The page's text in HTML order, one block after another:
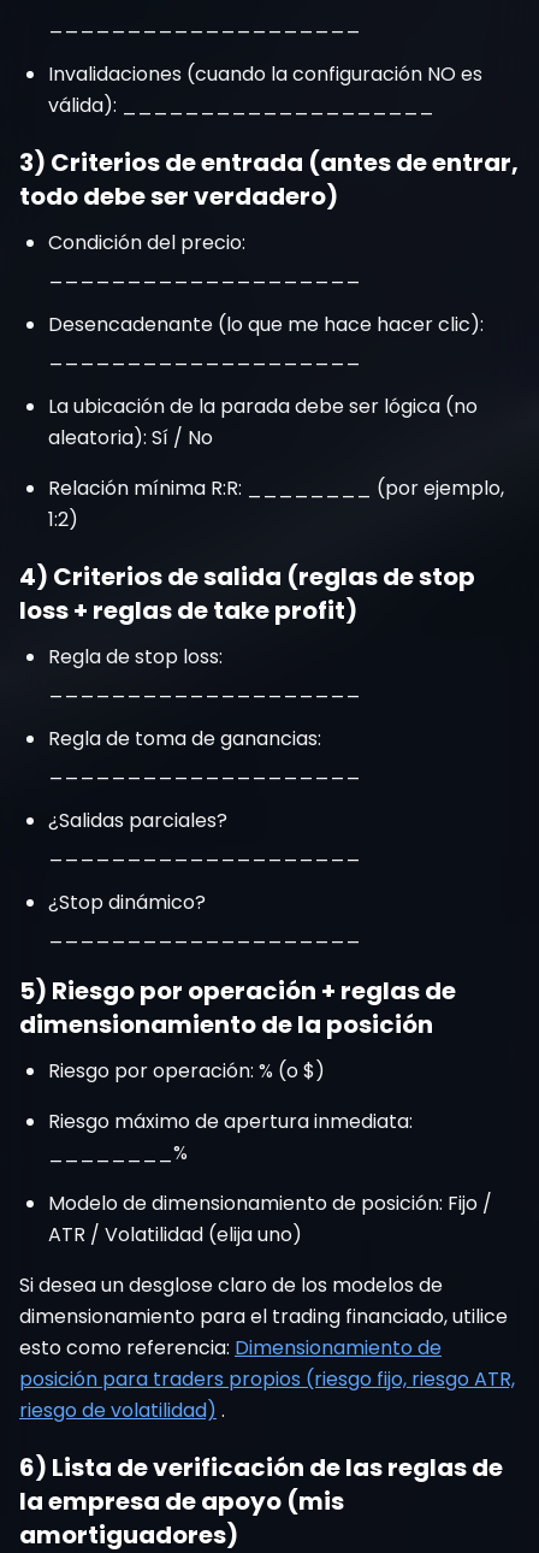
Invalidaciones (cuando la configuración NO es
válida): ____________________
3) Criterios de entrada (antes de entrar,
todo debe ser verdadero)
Condición del precio:
Desencadenante (lo que me hace hacer clic):
La ubicación de la parada debe ser lógica (no
aleatoria): Sí / No
Relación mínima R:R: ________ (por ejemplo,
1:2)
4) Criterios de salida (reglas de stop
loss + reglas de take profit)
Regla de stop loss:
Regla de toma de ganancias:
¿Salidas parciales?
¿Stop dinámico?
5) Riesgo por operación + reglas de
dimensionamiento de la posición
Riesgo por operación: % (o $)
Riesgo máximo de apertura inmediata:
________%
Modelo de dimensionamiento de posición: Fijo /
ATR / Volatilidad (elija uno)
Si desea un desglose claro de los modelos de
dimensionamiento para el trading financiado, utilice
esto como referencia: Dimensionamiento de
posición para traders propios (riesgo fijo, riesgo ATR,
riesgo de volatilidad) .
6) Lista de verificación de las reglas de
la empresa de apoyo (mis
amortiguadores)